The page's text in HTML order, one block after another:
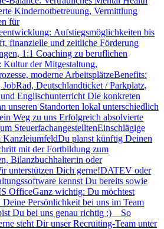
Kindernotbetreuung, Vermittlung
für
Aufstiegsmöglichkeiten bis
finanzielle und zeitliche Förderung
1:1 Coaching zu beruflichen
Kultur der Mitgestaltung,
moderne ArbeitsplätzeBenefits:
Deutschlandticket / Parkplatz,
Englischunterricht Die konkreten
unseren Standorten lokal unterschiedlich
Weg zu uns Erfolgreich absolvierte
SteuerfachangestelltenEinschlägige
KanzleiumfeldDu planst künftig Deinen
mit der Fortbildung zum
Bilanzbuchhalter:in oder
unterstützen Dich gerne!DATEV oder
kennst Du bereits sowie
OfficeGanz wichtig: Du möchtest
Persönlichkeit bei uns im Team
Du bei uns genau richtig :) So
steht Dir unser Recruiting-Team unter